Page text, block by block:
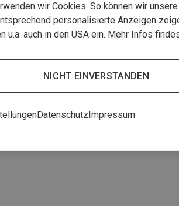
wir Cookies. So können wir
personalisierte Anzeigen
u.a. auch in den USA ein. Mehr Infos
NICHT EINVERSTANDEN
Datenschutz Impressum